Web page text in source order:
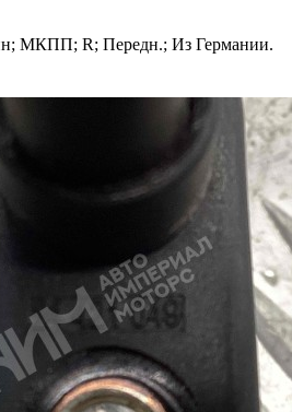
МКПП; R; Передн.; Из Германии.